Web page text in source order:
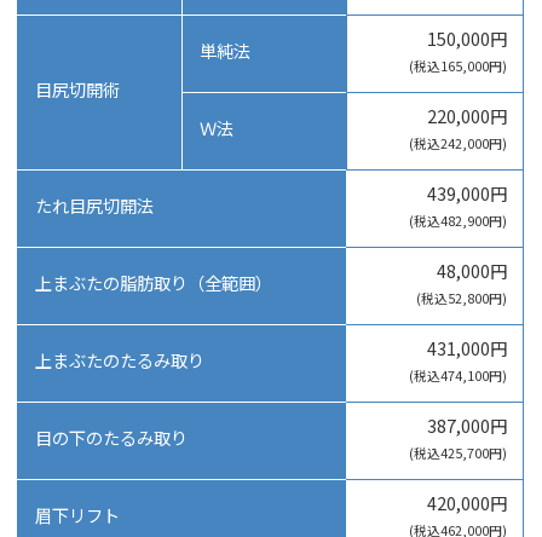
目尻切開術
単純法 150,000円
(税込165,000円)
Ｗ法 220,000円
(税込242,000円)
たれ目尻切開法 439,000円
(税込482,900円)
上まぶたの脂肪取り（全範囲） 48,000円
(税込52,800円)
上まぶたのたるみ取り 431,000円
(税込474,100円)
目の下のたるみ取り 387,000円
(税込425,700円)
眉下リフト 420,000円
(税込462,000円)